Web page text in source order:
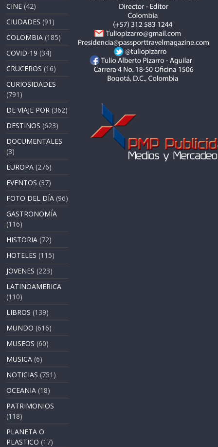
CINE (42)
CIUDADES (91)
COLOMBIA (185)
COVID-19 (34)
CRUCEROS (16)
CURIOSIDADES
(791)
DE VIAJE POR (362)
DESTINOS (623)
DOCUMENTALES
(3)
EUROPA (276)
EVENTOS (37)
FOTO DEL DÍA (96)
GASTRONOMÍA
(116)
HISTORIA (72)
HOTELES (115)
JOVENES (223)
LATINOAMERICA
(110)
LIBROS (139)
MUNDO (616)
MUSEOS (60)
MUSICA (6)
NOTICIAS (751)
OCEANIA (18)
PATRIMONIOS
(118)
PLANETA O
PLASTICO (17)